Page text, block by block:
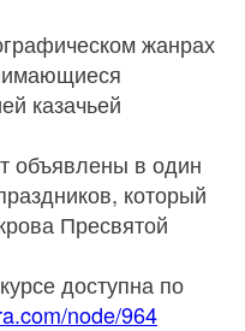
жанрах
казачьей
объявлены в один
который
Пресвятой
доступна по
node/964